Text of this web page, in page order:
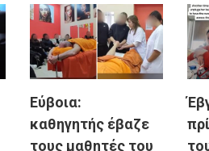
Εύβοια:
καθηγητής έβαζε
τους μαθητές του